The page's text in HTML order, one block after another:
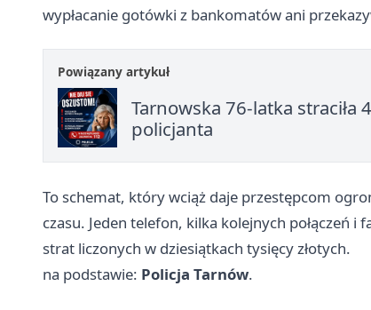
wypłacanie gotówki z bankomatów ani
Powiązany artykuł
Tarnowska 76-latka straciła
policjanta
To schemat, który wciąż daje przestępcom
czasu. Jeden telefon, kilka kolejnych połączeń
strat liczonych w dziesiątkach tysięcy złotych.
na podstawie: Policja Tarnów.